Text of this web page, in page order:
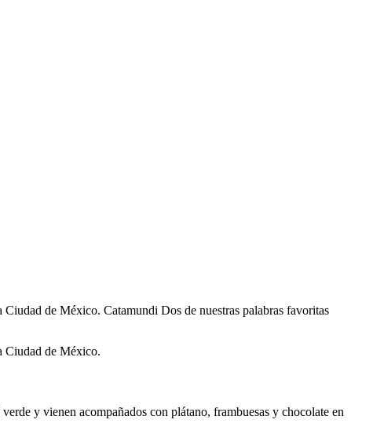
de México. Catamundi Dos de nuestras palabras favoritas
Ciudad de México.
y vienen acompañados con plátano, frambuesas y chocolate en